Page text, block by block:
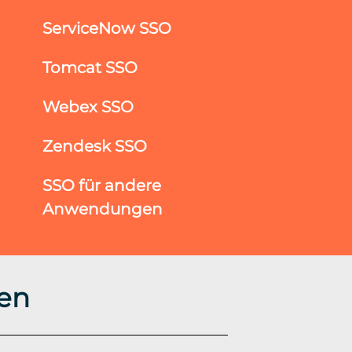
ServiceNow SSO
Tomcat SSO
Webex SSO
Zendesk SSO
SSO für andere
Anwendungen